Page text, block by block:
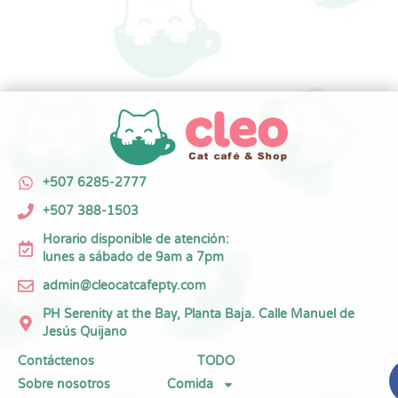
+507 6285-2777
+507 388-1503
Horario disponible de atención:
lunes a sábado de 9am a 7pm
admin@cleocatcafepty.com
PH Serenity at the Bay, Planta Baja. Calle Manuel de
Jesús Quijano
Contáctenos
Sobre nosotros
TODO
Comida